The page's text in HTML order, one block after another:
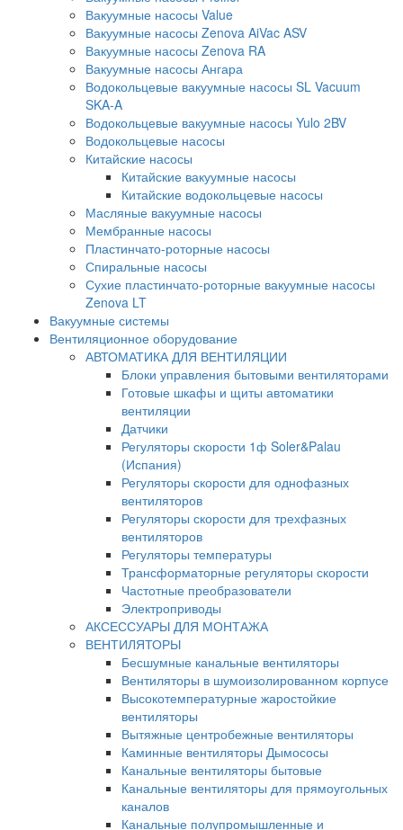
Вакуумные насосы Value
Вакуумные насосы Zenova AiVac ASV
Вакуумные насосы Zenova RA
Вакуумные насосы Ангара
Водокольцевые вакуумные насосы SL Vacuum
SKA-A
Водокольцевые вакуумные насосы Yulo 2BV
Водокольцевые насосы
Китайские насосы
Китайские вакуумные насосы
Китайские водокольцевые насосы
Масляные вакуумные насосы
Мембранные насосы
Пластинчато-роторные насосы
Спиральные насосы
Сухие пластинчато-роторные вакуумные насосы
Zenova LT
Вакуумные системы
Вентиляционное оборудование
АВТОМАТИКА ДЛЯ ВЕНТИЛЯЦИИ
Блоки управления бытовыми вентиляторами
Готовые шкафы и щиты автоматики
вентиляции
Датчики
Регуляторы скорости 1ф Soler&Palau
(Испания)
Регуляторы скорости для однофазных
вентиляторов
Регуляторы скорости для трехфазных
вентиляторов
Регуляторы температуры
Трансформаторные регуляторы скорости
Частотные преобразователи
Электроприводы
АКСЕССУАРЫ ДЛЯ МОНТАЖА
ВЕНТИЛЯТОРЫ
Бесшумные канальные вентиляторы
Вентиляторы в шумоизолированном корпусе
Высокотемпературные жаростойкие
вентиляторы
Вытяжные центробежные вентиляторы
Каминные вентиляторы Дымососы
Канальные вентиляторы бытовые
Канальные вентиляторы для прямоугольных
каналов
Канальные полупромышленные и